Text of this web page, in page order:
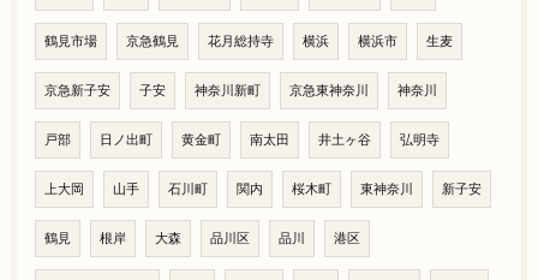
鶴見市場 京急鶴見 花月総持寺 横浜 横浜市 生麦
京急新子安 子安 神奈川新町 京急東神奈川 神奈川
戸部 日ノ出町 黄金町 南太田 井土ヶ谷 弘明寺
上大岡 山手 石川町 関内 桜木町 東神奈川 新子安
鶴見 根岸 大森 品川区 品川 港区